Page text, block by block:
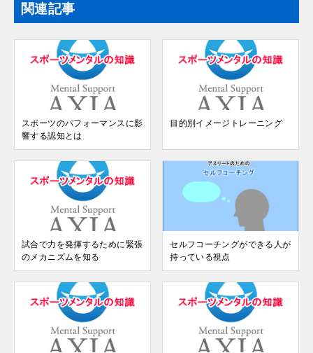
関連記事
スポーツのパフォーマンスに影
響する認知とは
目的別イメージトレーニング
試合で力を発揮するために緊張
のメカニズムを知る
セルフコーチングができる人が
持っている視点